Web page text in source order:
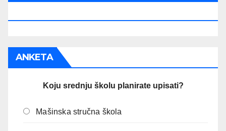
ANKETA
Koju srednju školu planirate upisati?
Mašinska stručna škola